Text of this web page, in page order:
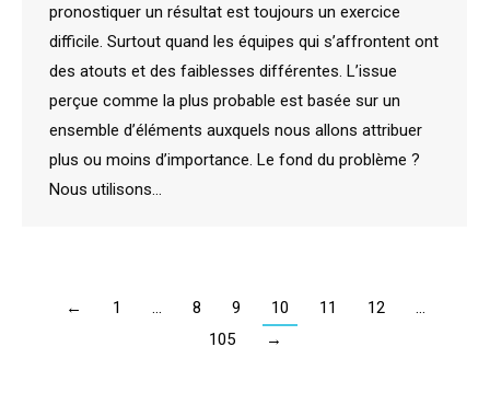
pronostiquer un résultat est toujours un exercice
difficile. Surtout quand les équipes qui s’affrontent ont
des atouts et des faiblesses différentes. L’issue
perçue comme la plus probable est basée sur un
ensemble d’éléments auxquels nous allons attribuer
plus ou moins d’importance. Le fond du problème ?
Nous utilisons…
← 1 … 8 9 10 11 12
…
105
→